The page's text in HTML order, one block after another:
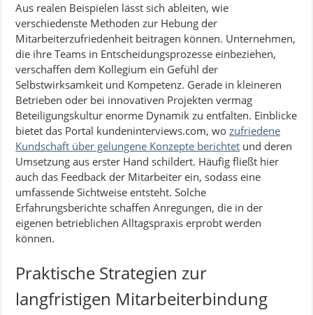
Aus realen Beispielen lässt sich ableiten, wie
verschiedenste Methoden zur Hebung der
Mitarbeiterzufriedenheit beitragen können. Unternehmen,
die ihre Teams in Entscheidungsprozesse einbeziehen,
verschaffen dem Kollegium ein Gefühl der
Selbstwirksamkeit und Kompetenz. Gerade in kleineren
Betrieben oder bei innovativen Projekten vermag
Beteiligungskultur enorme Dynamik zu entfalten. Einblicke
bietet das Portal kundeninterviews.com, wozufriedene
Kundschaft über gelungene Konzepte berichtet und deren
Umsetzung aus erster Hand schildert. Häufig fließt hier
auch das Feedback der Mitarbeiter ein, sodass eine
umfassende Sichtweise entsteht. Solche
Erfahrungsberichte schaffen Anregungen, die in der
eigenen betrieblichen Alltagspraxis erprobt werden
können.
Praktische Strategien zur
langfristigen Mitarbeiterbindung